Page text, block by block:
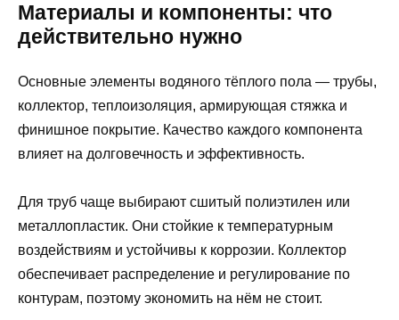
Материалы и компоненты: что
действительно нужно
Основные элементы водяного тёплого пола — трубы,
коллектор, теплоизоляция, армирующая стяжка и
финишное покрытие. Качество каждого компонента
влияет на долговечность и эффективность.
Для труб чаще выбирают сшитый полиэтилен или
металлопластик. Они стойкие к температурным
воздействиям и устойчивы к коррозии. Коллектор
обеспечивает распределение и регулирование по
контурам, поэтому экономить на нём не стоит.